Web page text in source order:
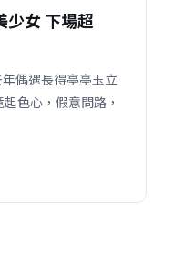
少女 下場超
偶遇長得亭亭玉立
色心，假意問路，